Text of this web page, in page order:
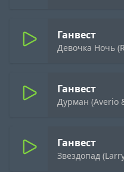
Ганвест
Девочка Ночь
Ганвест
Дурман (Averio
Ганвест
Звездопад